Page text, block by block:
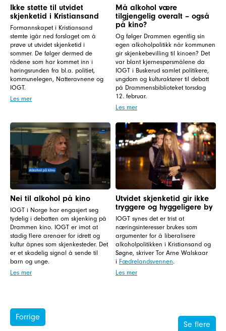
Ikke støtte til utvidet
skjenketid i Kristiansand
Formannskapet i Kristiansand
stemte igår ned forslaget om å
prøve ut utvidet skjenketid i
sommer. De følger dermed de
rådene som har kommet inn i
høringsrunden fra bl.a. politiet,
kommunelegen, Natteravnene og
IOGT.
Les mer
Må alkohol være
tilgjengelig overalt – også
på kino?
Og følger Drammen egentlig sin
egen alkoholpolitikk når kommunen
gir skjenkebevilling til kinoen? Det
var blant kjernespørsmålene da
IOGT i Buskerud samlet politikere,
ungdom og kulturaktører til debatt
på Drammensbiblioteket torsdag
12. februar.
Les mer
Nei til alkohol på kino
IOGT i Norge har engasjert seg
tydelig i debatten om skjenking på
Drammen kino. IOGT er imot at
stadig flere arenaer for idrett og
kultur åpnes som skjenkesteder. Det
er et skadelig signal å sende til
barn og unge.
Les mer
Utvidet skjenketid gir ikke
tryggere og hyggeligere by
IOGT synes det er trist at
næringsinteresser brukes som
argumenter for å liberalisere
alkoholpolitikken i Kristiansand og
Søgne, skriver Tor Arne Walskaar
i Fædrelandsvennen.
Les mer
Forrige
Se flere